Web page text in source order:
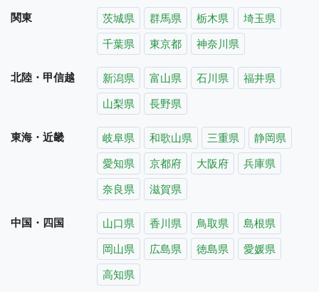
関東 茨城県 群馬県 栃木県
埼玉県
千葉県
東京都 神奈川県
北陸・甲信越 新潟県 富山県 石川県
福井県
山梨県
長野県
東海・近畿 岐阜県 和歌山県 三重県
静岡県
愛知県
京都府 大阪府
兵庫県
奈良県
滋賀県
中国・四国 山口県 香川県 鳥取県
島根県
岡山県
広島県 徳島県
愛媛県
高知県